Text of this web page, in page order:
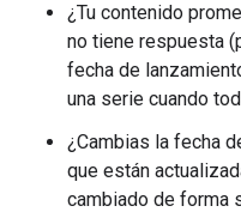
¿Tu contenido
no tiene respuesta
fecha de
una serie cuando
¿Cambias la fecha
que están
cambiado de forma